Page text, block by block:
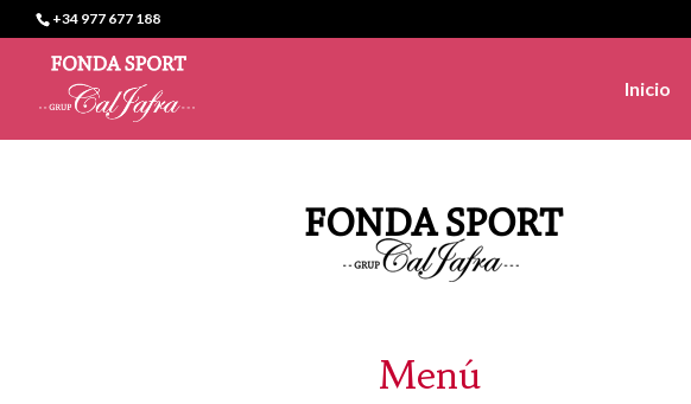
+34 977 677 188
Inicio
Menú